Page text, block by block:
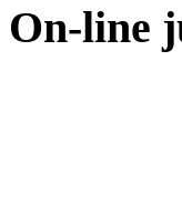
On-line